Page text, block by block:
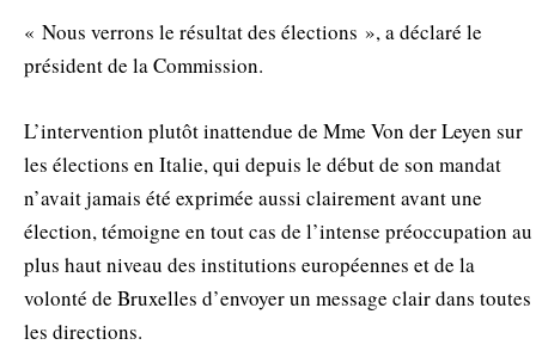
« Nous verrons le résultat des élections », a déclaré le
président de la Commission.
L’intervention plutôt inattendue de Mme Von der Leyen sur
les élections en Italie, qui depuis le début de son mandat
n’avait jamais été exprimée aussi clairement avant une
élection, témoigne en tout cas de l’intense préoccupation au
plus haut niveau des institutions européennes et de la
volonté de Bruxelles d’envoyer un message clair dans toutes
les directions.